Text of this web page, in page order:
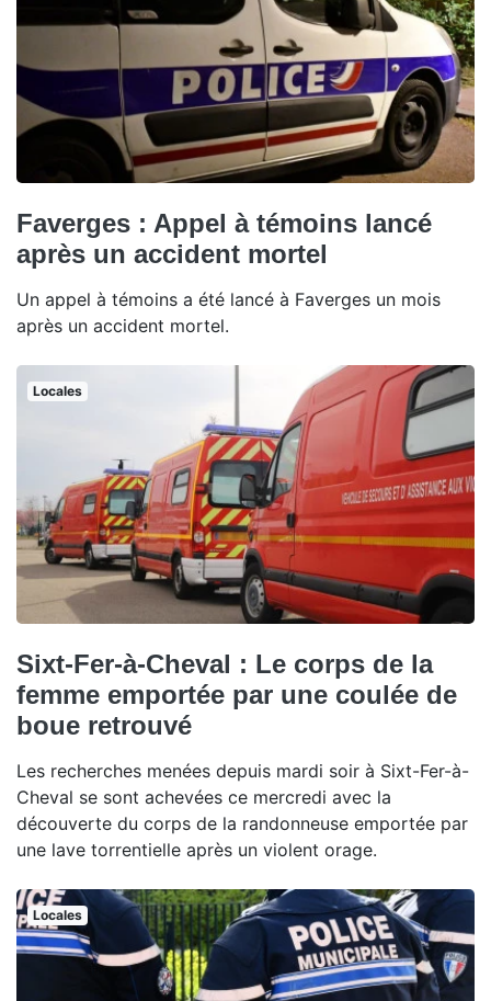
Faverges : Appel à témoins lancé
après un accident mortel
Un appel à témoins a été lancé à Faverges un mois
après un accident mortel.
Locales
Sixt-Fer-à-Cheval : Le corps de la
femme emportée par une coulée de
boue retrouvé
Les recherches menées depuis mardi soir à Sixt-Fer-à-
Cheval se sont achevées ce mercredi avec la
découverte du corps de la randonneuse emportée par
une lave torrentielle après un violent orage.
Locales